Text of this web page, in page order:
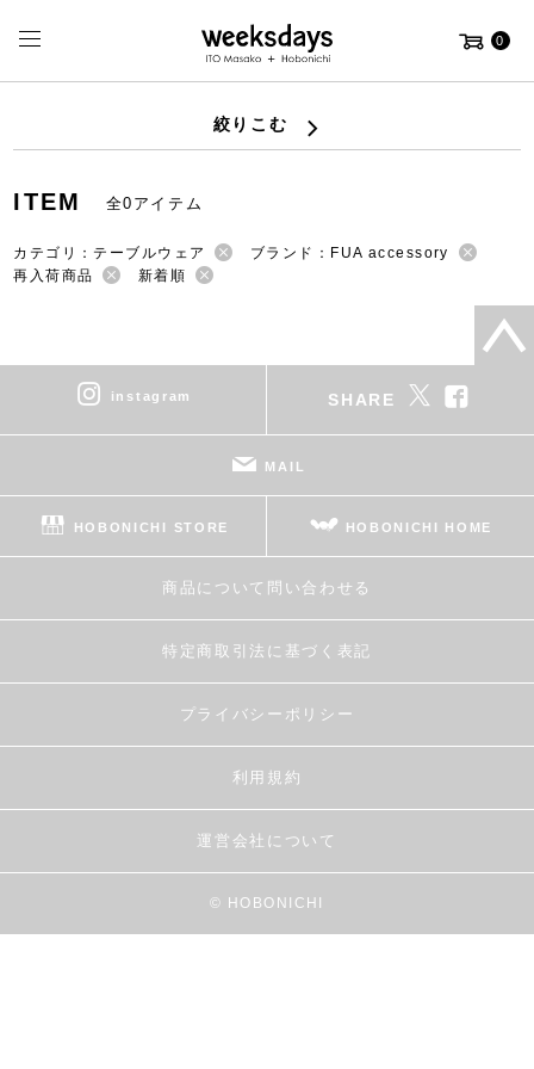
0
絞りこむ
ITEM 全0アイテム
カテゴリ：テーブルウェア
ブランド：FUA accessory
再入荷商品
新着順
instagram SHARE
MAIL
HOBONICHI STORE HOBONICHI HOME
商品について問い合わせる
特定商取引法に基づく表記
プライバシーポリシー
利用規約
運営会社について
© HOBONICHI